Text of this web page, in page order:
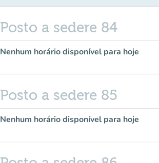
Posto a sedere 84
Nenhum horário disponível para hoje
Posto a sedere 85
Nenhum horário disponível para hoje